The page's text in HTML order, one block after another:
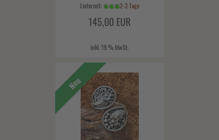
Lieferzeit: 2-3 Tage
145,00 EUR
inkl. 19 % MwSt.
Neu